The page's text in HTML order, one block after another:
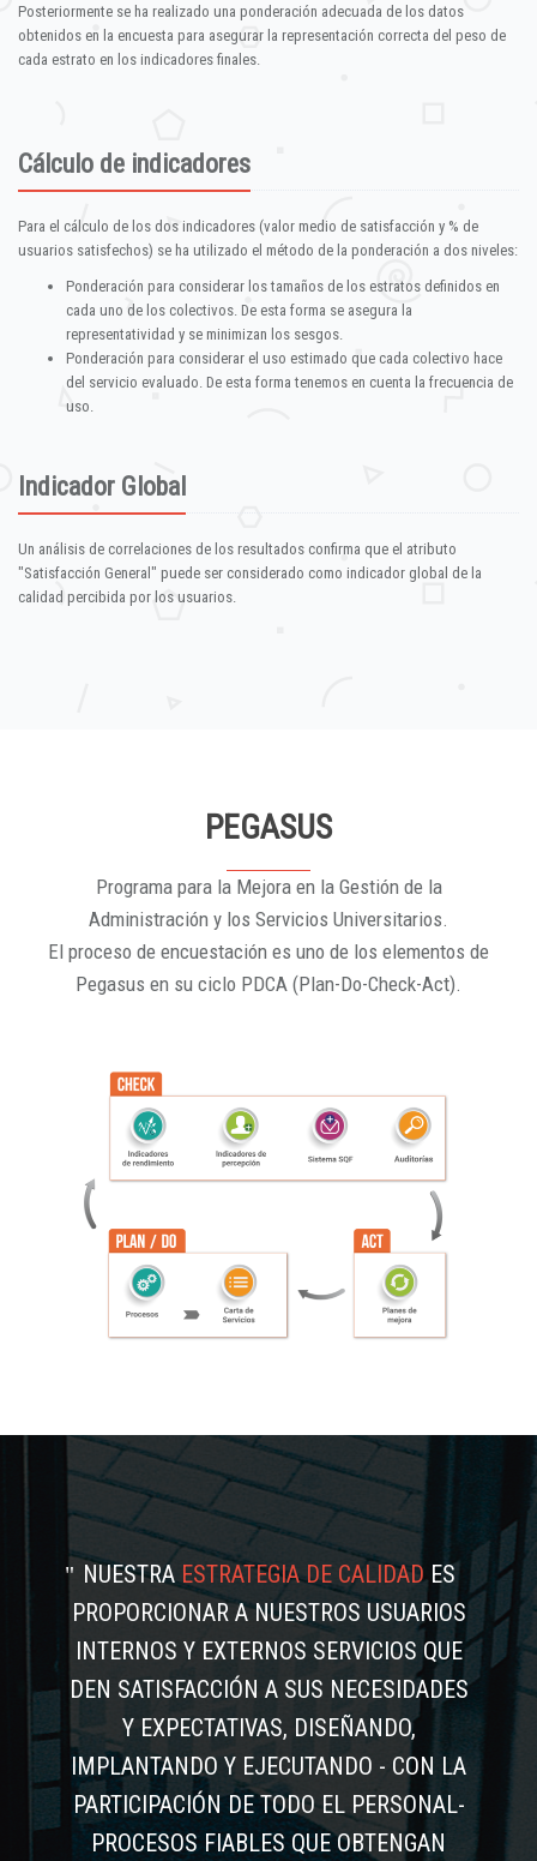
Posteriormente se ha realizado una ponderación adecuada de los datos
obtenidos en la encuesta para asegurar la representación correcta del peso de
cada estrato en los indicadores finales.
Cálculo de indicadores
Para el cálculo de los dos indicadores (valor medio de satisfacción y % de
usuarios satisfechos) se ha utilizado el método de la ponderación a dos niveles:
Ponderación para considerar los tamaños de los estratos definidos en
cada uno de los colectivos. De esta forma se asegura la
representatividad y se minimizan los sesgos.
Ponderación para considerar el uso estimado que cada colectivo hace
del servicio evaluado. De esta forma tenemos en cuenta la frecuencia de
uso.
Indicador Global
Un análisis de correlaciones de los resultados confirma que el atributo
"Satisfacción General" puede ser considerado como indicador global de la
calidad percibida por los usuarios.
PEGASUS
Programa para la Mejora en la Gestión de la
Administración y los Servicios Universitarios.
El proceso de encuestación es uno de los elementos de
Pegasus en su ciclo PDCA (Plan-Do-Check-Act).
NUESTRAESTRATEGIA DE CALIDADES
PROPORCIONAR A NUESTROS USUARIOS
INTERNOS Y EXTERNOS SERVICIOS QUE
DEN SATISFACCIÓN A SUS NECESIDADES
Y EXPECTATIVAS, DISEÑANDO,
IMPLANTANDO Y EJECUTANDO - CON LA
PARTICIPACIÓN DE TODO EL PERSONAL-
PROCESOS FIABLES QUE OBTENGAN